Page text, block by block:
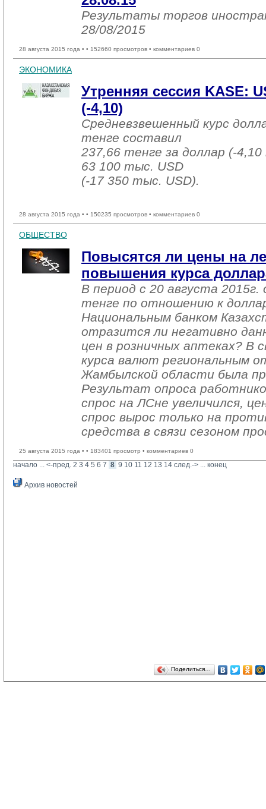
Результаты торгов
28/08/2015
28 августа 2015 года • • 152660 просмотров • комментариев 0
ЭКОНОМИКА
Утренняя сессия KASE:
(-4,10)
Средневзвешенный курс
тенге составил
237,66 тенге за доллар (-
63 100 тыс. USD
(-17 350 тыс. USD).
28 августа 2015 года • • 150235 просмотров • комментариев 0
ОБЩЕСТВО
Повысятся ли цены на
повышения курса
В период с 20 августа
тенге по отношению к
Национальным банком
отразится ли негативно
цен в розничных аптеках? В
курса валют региональным
Жамбылской области была
Результат опроса
спрос на ЛСне увеличился,
спрос вырос только на
средства в связи сезоном
25 августа 2015 года • • 183401 просмотр • комментариев 0
начало ... <-пред. 2 3 4 5 6 7 8 9 10 11 12 13 14 след.-> ... конец
Архив новостей
Поделиться…